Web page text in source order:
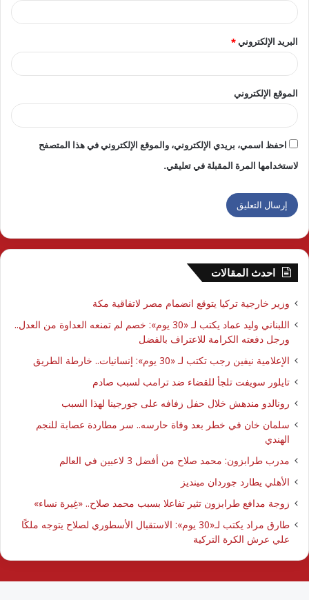
البريد الإلكتروني*
الموقع الإلكتروني
احفظ اسمي، بريدي الإلكتروني، والموقع الإلكتروني في هذا المتصفح
لاستخدامها المرة المقبلة في تعليقي.
احدث المقالات
وزير خارجية تركيا يتوقع انضمام مصر لاتفاقية مكة
اللبناني وليد عماد يكتب لـ «30 يوم»: خصم لم تمنعه العداوة من العدل..
ورجل دفعته الكرامة للاعتراف بالفضل
الإعلامية نيفين رجب تكتب لـ «30 يوم»: إنسانيات.. خارطة الطريق
تايلور سويفت تلجأ للقضاء ضد ترامب لسبب صادم
رونالدو مندهش خلال حفل زفافه على جورجينا لهذا السبب
سلمان خان في خطر بعد وفاة حارسه.. سر مطاردة عصابة للنجم
الهندي
مدرب طرابزون: محمد صلاح من أفضل 3 لاعبين في العالم
الأهلي يطارد جوردان مينديز
زوجة مدافع طرابزون تثير تفاعلا بسبب محمد صلاح.. «غِيرة نساء»
طارق مراد يكتب لـ«30 يوم»: الاستقبال الأسطوري لصلاح يتوجه ملكًا
علي عرش الكرة التركية